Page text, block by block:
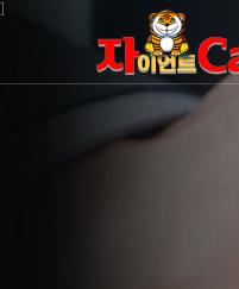
주메뉴 바로가기
컨텐츠 바로가기
]